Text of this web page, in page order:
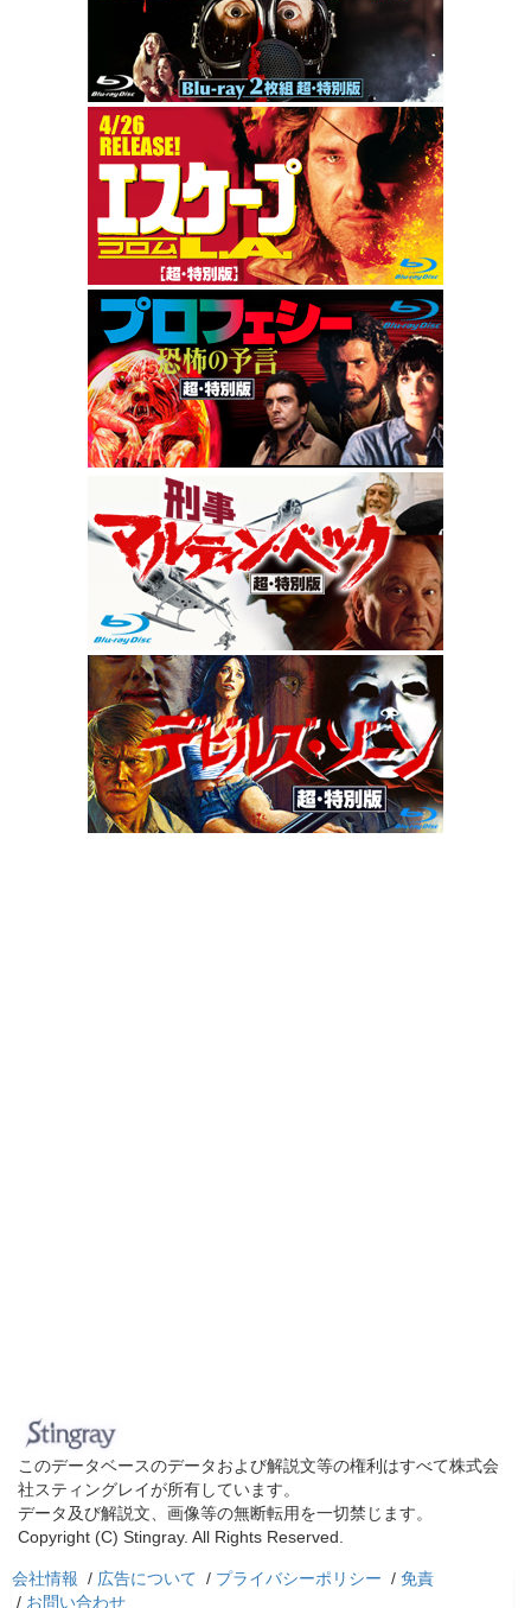
このデータベースのデータおよび解説文等の権利はすべて株式会
社スティングレイが所有しています。
データ及び解説文、画像等の無断転用を一切禁じます。
Copyright (C) Stingray. All Rights Reserved.
会社情報 / 広告について / プライバシーポリシー / 免責
/ お問い合わせ